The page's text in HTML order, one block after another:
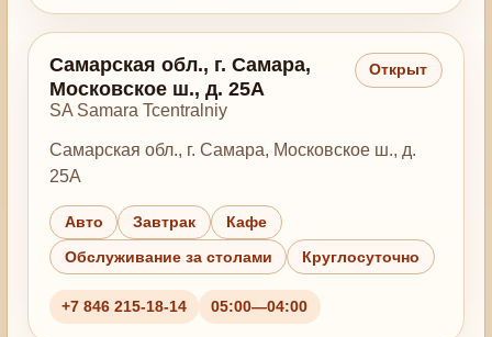
Самарская обл., г. Самара,
Московское ш., д. 25А
SA Samara Tcentralniy
Открыт
Самарская обл., г. Самара, Московское ш., д.
25А
Авто Завтрак Кафе
Обслуживание за столами Круглосуточно
+7 846 215-18-14 05:00—04:00